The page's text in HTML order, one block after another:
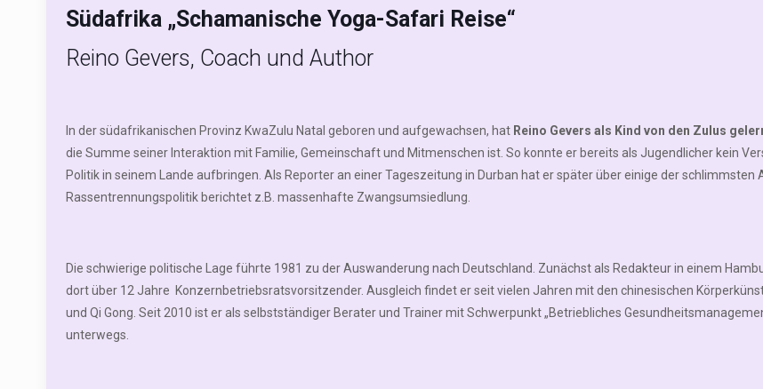
Südafrika „Schamanische Yoga-Safari Reise“
Reino Gevers, Coach und Author
In der südafrikanischen Provinz KwaZulu Natal geboren und aufgewachsen, hat Reino Gevers als Kind von den Zulus
die Summe seiner Interaktion mit Familie, Gemeinschaft und Mitmenschen ist. So konnte er bereits als Jugendlicher kein
Politik in seinem Lande aufbringen. Als Reporter an einer Tageszeitung in Durban hat er später über einige der schlimmsten
Rassentrennungspolitik berichtet z.B. massenhafte Zwangsumsiedlung.
Die schwierige politische Lage führte 1981 zu der Auswanderung nach Deutschland. Zunächst als Redakteur in einem
dort über 12 Jahre Konzernbetriebsratsvorsitzender. Ausgleich findet er seit vielen Jahren mit den chinesischen
und Qi Gong. Seit 2010 ist er als selbstständiger Berater und Trainer mit Schwerpunkt „Betriebliches
unterwegs.